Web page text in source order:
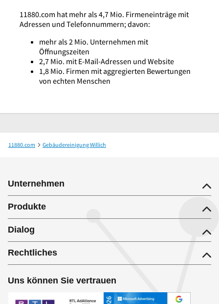
11880.com hat mehr als 4,7 Mio. Firmeneinträge mit
Adressen und Telefonnummern; davon:
mehr als 2 Mio. Unternehmen mit
Öffnungszeiten
2,7 Mio. mit E-Mail-Adressen und Website
1,8 Mio. Firmen mit aggregierten Bewertungen
von echten Menschen
11880.com
Gebäudereinigung Willich
Unternehmen
Produkte
Dialog
Rechtliches
Uns können Sie vertrauen